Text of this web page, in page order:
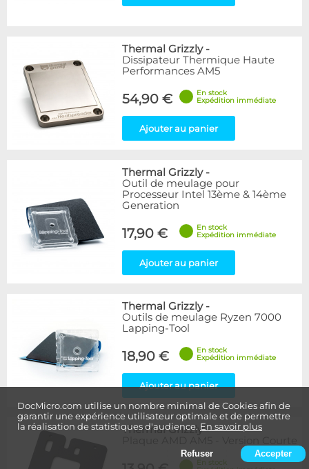
DocMicro.com utilise un nombre minimal de Cookies afin de
garantir une expérience utilisateur optimale et de permettre
la réalisation de statistiques d'audience. En savoir plus
Refuser Accepter
Thermal Grizzly-
Dissipateur Thermique Haute
Performances AM5
54,90 €
En stock
Expédition immédiate
Ajouter au panier
Thermal Grizzly-
Outil de meulage pour
Processeur Intel 13ème & 14ème
Generation
17,90 €
En stock
Expédition immédiate
Ajouter au panier
Thermal Grizzly-
Outils de meulage Ryzen 7000
Lapping-Tool
18,90 €
En stock
Expédition immédiate
Ajouter au panier
Thermal Grizzly-
En stock